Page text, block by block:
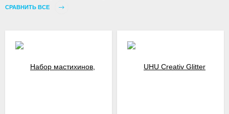
СРАВНИТЬ ВСЕ